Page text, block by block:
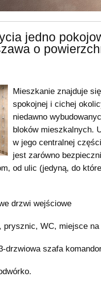
jedno
o
Mieszkanie znajduje
spokojnej i cichej
niedawno
bloków mieszkalnych.
w jego centralnej
jest zarówno
od ulic (jedyną, do
drzwi wejściowe
prysznic, WC, miejsce
drzwiowa szafa